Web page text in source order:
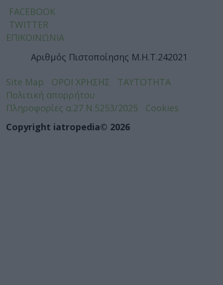
FACEBOOK
TWITTER
ΕΠΙΚΟΙΝΩΝΙΑ
Αριθμός Πιστοποίησης Μ.Η.Τ.242021
Site Map ΟΡΟΙ ΧΡΗΣΗΣ
ΤΑΥΤΟΤΗΤΑ
Πολιτική απορρήτου
Πληροφορίες α.27 Ν.5253/2025
Cookies
Copyright iatropedia© 2026